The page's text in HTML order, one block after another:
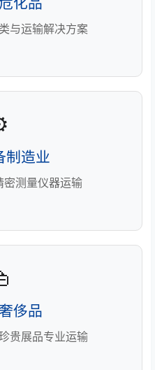
与运输解决方案
制造业
密测量仪器运输
侈品
贵展品专业运输